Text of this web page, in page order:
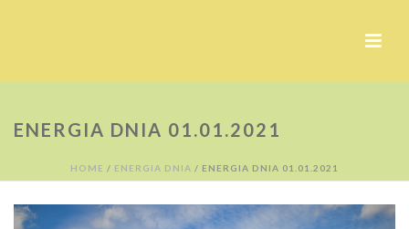
ENERGIA DNIA 01.01.2021
HOME / ENERGIA DNIA / ENERGIA DNIA 01.01.2021